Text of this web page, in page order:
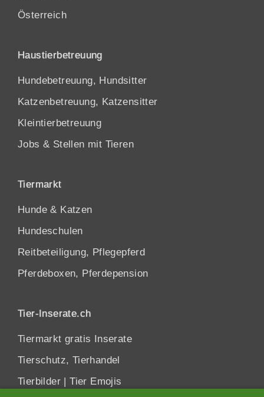
Österreich
Haustierbetreuung
Hundebetreuung, Hundsitter
Katzenbetreuung, Katzensitter
Kleintierbetreuung
Jobs & Stellen mit Tieren
Tiermarkt
Hunde & Katzen
Hundeschulen
Reitbeteiligung, Pflegepferd
Pferdeboxen, Pferdepension
Tier-Inserate.ch
Tiermarkt gratis Inserate
Tierschutz, Tierhandel
Tierbilder |Tier Emojis